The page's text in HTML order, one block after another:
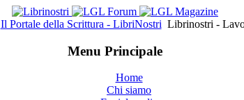
Il Portale della Scrittura - LibriNostri Librinostri -
Menu Principale
Home
Chi siamo